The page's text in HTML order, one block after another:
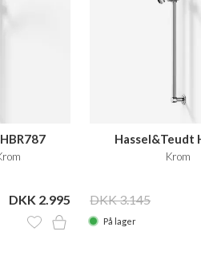
DKK 2.995
Hassel&Teudt
Krom
DKK 3.145
På lager